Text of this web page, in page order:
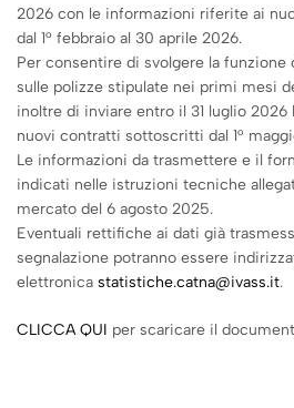
2026 con le informazioni riferite ai
dal 1° febbraio al 30 aprile 2026.
Per consentire di svolgere la
sulle polizze stipulate nei primi mesi
inoltre di inviare entro il 31 luglio
nuovi contratti sottoscritti dal 1°
Le informazioni da trasmettere e il
indicati nelle istruzioni tecniche
mercato del 6 agosto 2025.
Eventuali rettifiche ai dati già
segnalazione potranno essere
elettronica statistiche.catna@ivass.it.
CLICCA QUI per scaricare il